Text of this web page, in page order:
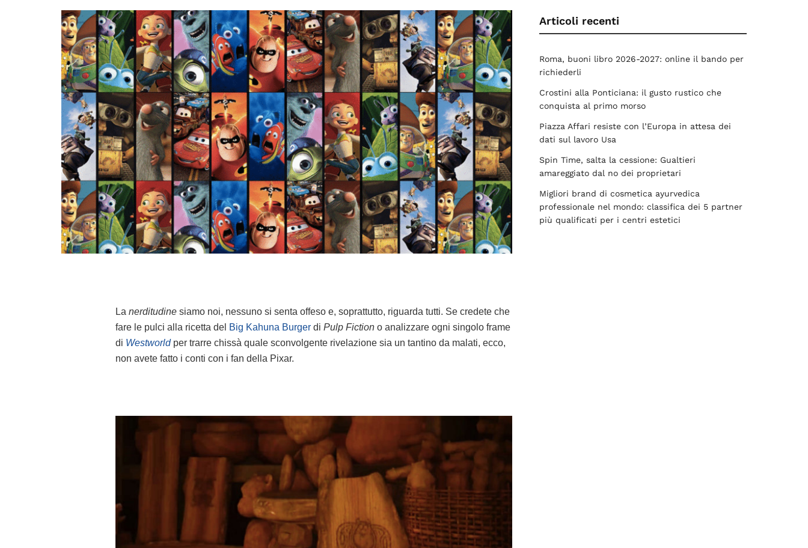
La nerditudine siamo noi, nessuno si senta offeso e, soprattutto, riguarda tutti. Se credete che
fare le pulci alla ricetta del Big Kahuna Burger di Pulp Fiction o analizzare ogni singolo frame
di Westworldper trarre chissà quale sconvolgente rivelazione sia un tantino da malati, ecco,
non avete fatto i conti con i fan della Pixar.
Articoli recenti
Roma, buoni libro 2026-2027: online il bando per
richiederli
Crostini alla Ponticiana: il gusto rustico che
conquista al primo morso
Piazza Affari resiste con l’Europa in attesa dei
dati sul lavoro Usa
Spin Time, salta la cessione: Gualtieri
amareggiato dal no dei proprietari
Migliori brand di cosmetica ayurvedica
professionale nel mondo: classifica dei 5 partner
più qualificati per i centri estetici